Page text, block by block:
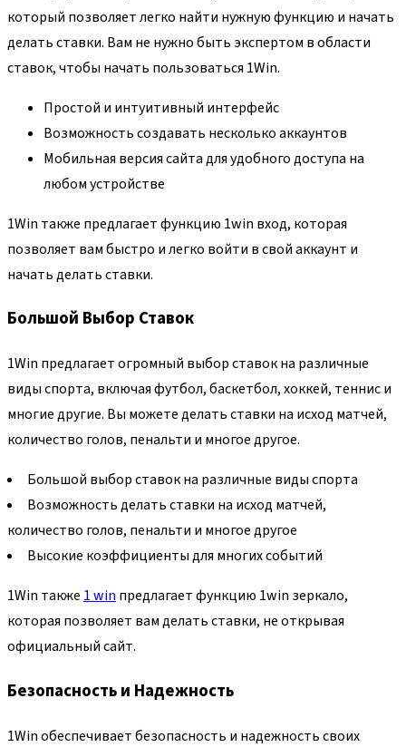
который позволяет легко найти нужную функцию и начать
делать ставки. Вам не нужно быть экспертом в области
ставок, чтобы начать пользоваться 1Win.
Простой и интуитивный интерфейс
Возможность создавать несколько аккаунтов
Мобильная версия сайта для удобного доступа на
любом устройстве
1Win также предлагает функцию 1win вход, которая
позволяет вам быстро и легко войти в свой аккаунт и
начать делать ставки.
Большой Выбор Ставок
1Win предлагает огромный выбор ставок на различные
виды спорта, включая футбол, баскетбол, хоккей, теннис и
многие другие. Вы можете делать ставки на исход матчей,
количество голов, пенальти и многое другое.
Большой выбор ставок на различные виды спорта
Возможность делать ставки на исход матчей,
количество голов, пенальти и многое другое
Высокие коэффициенты для многих событий
1Win также 1 win предлагает функцию 1win зеркало,
которая позволяет вам делать ставки, не открывая
официальный сайт.
Безопасность и Надежность
1Win обеспечивает безопасность и надежность своих